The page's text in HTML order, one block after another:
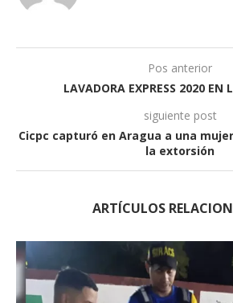
Pos anterior
LAVADORA EXPRESS 2020 EN
siguiente post
Cicpc capturó en Aragua a una
la extorsión
ARTÍCULOS